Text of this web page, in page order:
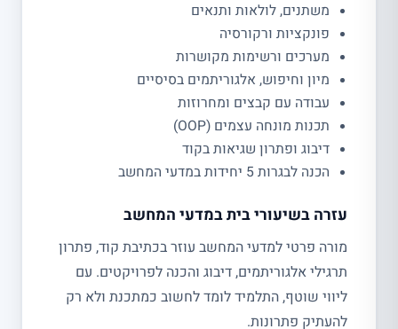
משתנים, לולאות ותנאים
פונקציות ורקורסיה
מערכים ורשימות מקושרות
מיון וחיפוש, אלגוריתמים בסיסיים
עבודה עם קבצים ומחרוזות
תכנות מונחה עצמים (OOP)
דיבוג ופתרון שגיאות בקוד
הכנה לבגרות 5 יחידות במדעי המחשב
עזרה בשיעורי בית במדעי המחשב
מורה פרטי למדעי המחשב עוזר בכתיבת קוד, פתרון
תרגילי אלגוריתמים, דיבוג והכנה לפרויקטים. עם
ליווי שוטף, התלמיד לומד לחשוב כמתכנת ולא רק
להעתיק פתרונות.